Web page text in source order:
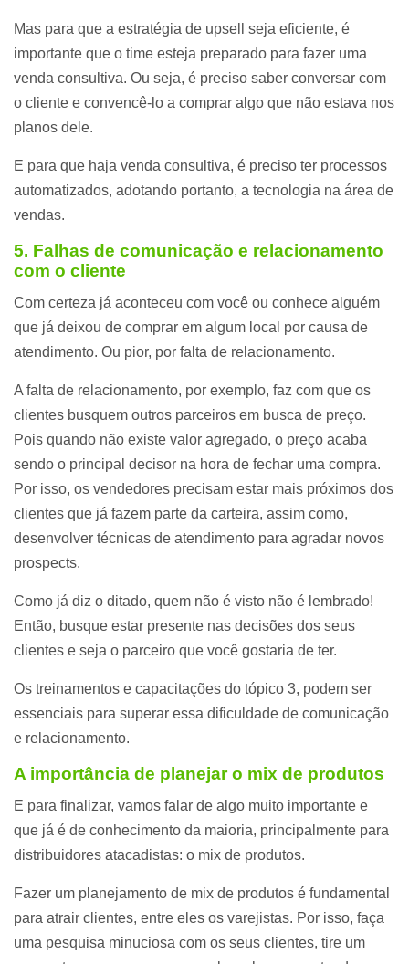
Mas para que a estratégia de upsell seja eficiente, é
importante que o time esteja preparado para fazer uma
venda consultiva. Ou seja, é preciso saber conversar com
o cliente e convencê-lo a comprar algo que não estava nos
planos dele.
E para que haja venda consultiva, é preciso ter processos
automatizados, adotando portanto, a tecnologia na área de
vendas.
5. Falhas de comunicação e relacionamento
com o cliente
Com certeza já aconteceu com você ou conhece alguém
que já deixou de comprar em algum local por causa de
atendimento. Ou pior, por falta de relacionamento.
A falta de relacionamento, por exemplo, faz com que os
clientes busquem outros parceiros em busca de preço.
Pois quando não existe valor agregado, o preço acaba
sendo o principal decisor na hora de fechar uma compra.
Por isso, os vendedores precisam estar mais próximos dos
clientes que já fazem parte da carteira, assim como,
desenvolver técnicas de atendimento para agradar novos
prospects.
Como já diz o ditado, quem não é visto não é lembrado!
Então, busque estar presente nas decisões dos seus
clientes e seja o parceiro que você gostaria de ter.
Os treinamentos e capacitações do tópico 3, podem ser
essenciais para superar essa dificuldade de comunicação
e relacionamento.
A importância de planejar o mix de produtos
E para finalizar, vamos falar de algo muito importante e
que já é de conhecimento da maioria, principalmente para
distribuidores atacadistas: o mix de produtos.
Fazer um planejamento de mix de produtos é fundamental
para atrair clientes, entre eles os varejistas. Por isso, faça
uma pesquisa minuciosa com os seus clientes, tire um